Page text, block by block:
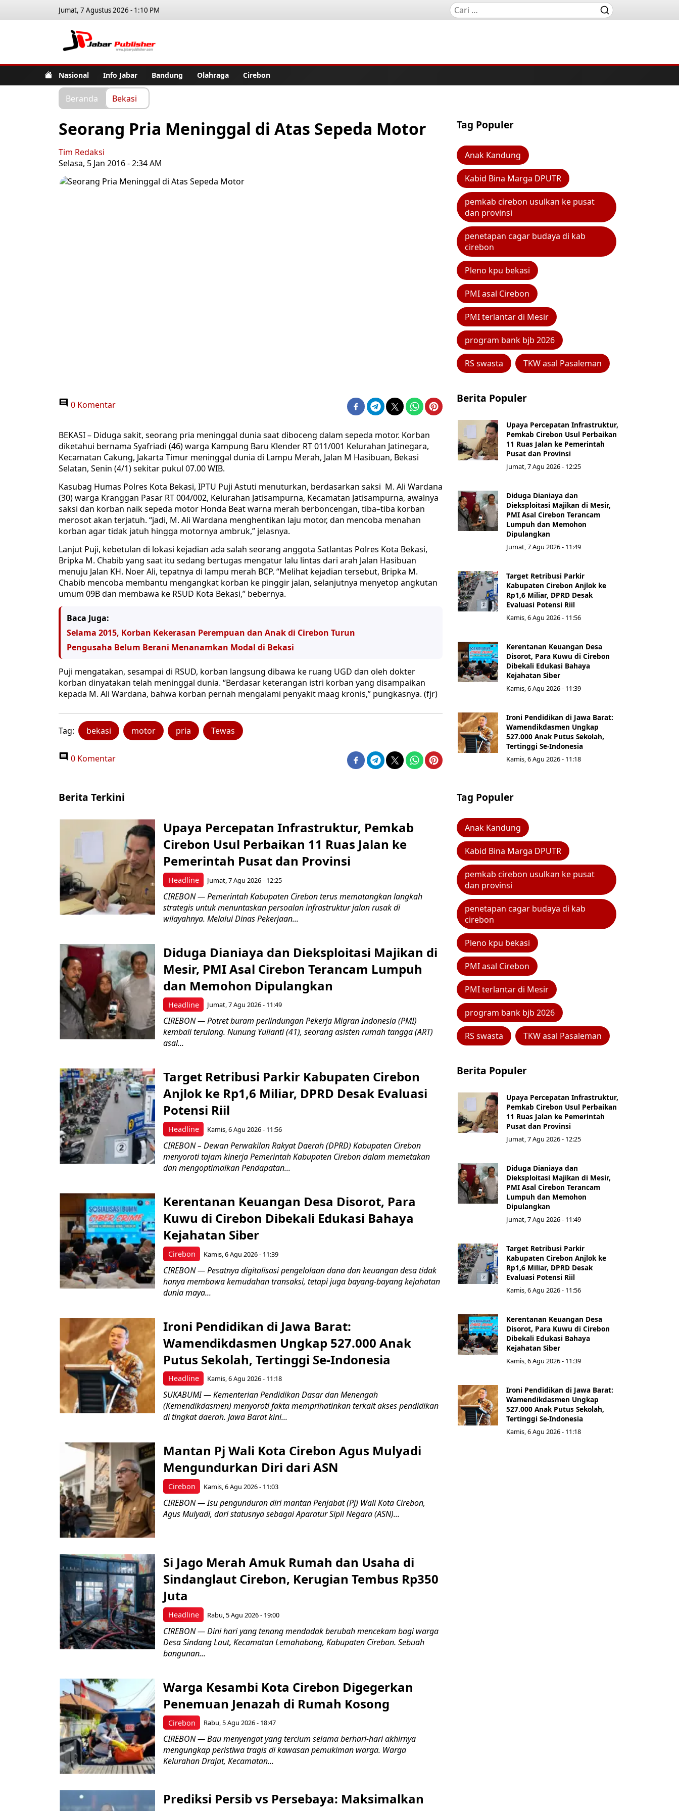
Jumat, 7 Agustus 2026 - 1:10 PM
Nasional Info Jabar Bandung Olahraga Cirebon
Beranda Bekasi
Seorang Pria Meninggal di Atas Sepeda Motor
Tim Redaksi
Selasa, 5 Jan 2016 - 2:34 AM
0 Komentar
BEKASI – Diduga sakit, seorang pria meninggal dunia saat diboceng dalam sepeda motor. Korban
diketahui bernama Syafriadi (46) warga Kampung Baru Klender RT 011/001 Kelurahan Jatinegara,
Kecamatan Cakung, Jakarta Timur meninggal dunia di Lampu Merah, Jalan M Hasibuan, Bekasi
Selatan, Senin (4/1) sekitar pukul 07.00 WIB.
Kasubag Humas Polres Kota Bekasi, IPTU Puji Astuti menuturkan, berdasarkan saksi M. Ali Wardana
(30) warga Kranggan Pasar RT 004/002, Kelurahan Jatisampurna, Kecamatan Jatisampurna, awalnya
saksi dan korban naik sepeda motor Honda Beat warna merah berboncengan, tiba–tiba korban
merosot akan terjatuh. “jadi, M. Ali Wardana menghentikan laju motor, dan mencoba menahan
korban agar tidak jatuh hingga motornya ambruk,” jelasnya.
Lanjut Puji, kebetulan di lokasi kejadian ada salah seorang anggota Satlantas Polres Kota Bekasi,
Bripka M. Chabib yang saat itu sedang bertugas mengatur lalu lintas dari arah Jalan Hasibuan
menuju Jalan KH. Noer Ali, tepatnya di lampu merah BCP. “Melihat kejadian tersebut, Bripka M.
Chabib mencoba membantu mengangkat korban ke pinggir jalan, selanjutnya menyetop angkutan
umum 09B dan membawa ke RSUD Kota Bekasi,” bebernya.
Baca Juga:
Selama 2015, Korban Kekerasan Perempuan dan Anak di Cirebon Turun
Pengusaha Belum Berani Menanamkan Modal di Bekasi
Puji mengatakan, sesampai di RSUD, korban langsung dibawa ke ruang UGD dan oleh dokter
korban dinyatakan telah meninggal dunia. “Berdasar keterangan istri korban yang disampaikan
kepada M. Ali Wardana, bahwa korban pernah mengalami penyakit maag kronis,” pungkasnya. (fjr)
Tag: bekasi motor pria Tewas
0 Komentar
Tag Populer
Anak Kandung
Kabid Bina Marga DPUTR
pemkab cirebon usulkan ke pusat
dan provinsi
penetapan cagar budaya di kab
cirebon
Pleno kpu bekasi
PMI asal Cirebon
PMI terlantar di Mesir
program bank bjb 2026
RS swasta TKW asal Pasaleman
Berita Populer
Upaya Percepatan Infrastruktur,
Pemkab Cirebon Usul Perbaikan
11 Ruas Jalan ke Pemerintah
Pusat dan Provinsi
Jumat, 7 Agu 2026 - 12:25
Diduga Dianiaya dan
Dieksploitasi Majikan di Mesir,
PMI Asal Cirebon Terancam
Lumpuh dan Memohon
Dipulangkan
Jumat, 7 Agu 2026 - 11:49
Target Retribusi Parkir
Kabupaten Cirebon Anjlok ke
Rp1,6 Miliar, DPRD Desak
Evaluasi Potensi Riil
Kamis, 6 Agu 2026 - 11:56
Kerentanan Keuangan Desa
Disorot, Para Kuwu di Cirebon
Dibekali Edukasi Bahaya
Kejahatan Siber
Kamis, 6 Agu 2026 - 11:39
Ironi Pendidikan di Jawa Barat:
Wamendikdasmen Ungkap
527.000 Anak Putus Sekolah,
Tertinggi Se-Indonesia
Kamis, 6 Agu 2026 - 11:18
Berita Terkini
Headline
Upaya Percepatan Infrastruktur, Pemkab
Cirebon Usul Perbaikan 11 Ruas Jalan ke
Pemerintah Pusat dan Provinsi
Jumat, 7 Agu 2026 - 12:25
CIREBON — Pemerintah Kabupaten Cirebon terus mematangkan langkah
strategis untuk menuntaskan persoalan infrastruktur jalan rusak di
wilayahnya. Melalui Dinas Pekerjaan...
Headline
Diduga Dianiaya dan Dieksploitasi Majikan di
Mesir, PMI Asal Cirebon Terancam Lumpuh
dan Memohon Dipulangkan
Jumat, 7 Agu 2026 - 11:49
CIREBON — Potret buram perlindungan Pekerja Migran Indonesia (PMI)
kembali terulang. Nunung Yulianti (41), seorang asisten rumah tangga (ART)
asal...
Headline
Target Retribusi Parkir Kabupaten Cirebon
Anjlok ke Rp1,6 Miliar, DPRD Desak Evaluasi
Potensi Riil
Kamis, 6 Agu 2026 - 11:56
CIREBON – Dewan Perwakilan Rakyat Daerah (DPRD) Kabupaten Cirebon
menyoroti tajam kinerja Pemerintah Kabupaten Cirebon dalam memetakan
dan mengoptimalkan Pendapatan...
Cirebon
Kerentanan Keuangan Desa Disorot, Para
Kuwu di Cirebon Dibekali Edukasi Bahaya
Kejahatan Siber
Kamis, 6 Agu 2026 - 11:39
CIREBON — Pesatnya digitalisasi pengelolaan dana dan keuangan desa tidak
hanya membawa kemudahan transaksi, tetapi juga bayang-bayang kejahatan
dunia maya...
Headline
Ironi Pendidikan di Jawa Barat:
Wamendikdasmen Ungkap 527.000 Anak
Putus Sekolah, Tertinggi Se-Indonesia
Kamis, 6 Agu 2026 - 11:18
SUKABUMI — Kementerian Pendidikan Dasar dan Menengah
(Kemendikdasmen) menyoroti fakta memprihatinkan terkait akses pendidikan
di tingkat daerah. Jawa Barat kini...
Cirebon
Mantan Pj Wali Kota Cirebon Agus Mulyadi
Mengundurkan Diri dari ASN
Kamis, 6 Agu 2026 - 11:03
CIREBON — Isu pengunduran diri mantan Penjabat (Pj) Wali Kota Cirebon,
Agus Mulyadi, dari statusnya sebagai Aparatur Sipil Negara (ASN)...
Headline
Si Jago Merah Amuk Rumah dan Usaha di
Sindanglaut Cirebon, Kerugian Tembus Rp350
Juta
Rabu, 5 Agu 2026 - 19:00
CIREBON — Dini hari yang tenang mendadak berubah mencekam bagi warga
Desa Sindang Laut, Kecamatan Lemahabang, Kabupaten Cirebon. Sebuah
bangunan...
Cirebon
Warga Kesambi Kota Cirebon Digegerkan
Penemuan Jenazah di Rumah Kosong
Rabu, 5 Agu 2026 - 18:47
CIREBON — Bau menyengat yang tercium selama berhari-hari akhirnya
mengungkap peristiwa tragis di kawasan pemukiman warga. Warga
Kelurahan Drajat, Kecamatan...
Prediksi Persib vs Persebaya: Maksimalkan
Tag Populer
Anak Kandung
Kabid Bina Marga DPUTR
pemkab cirebon usulkan ke pusat
dan provinsi
penetapan cagar budaya di kab
cirebon
Pleno kpu bekasi
PMI asal Cirebon
PMI terlantar di Mesir
program bank bjb 2026
RS swasta TKW asal Pasaleman
Berita Populer
Upaya Percepatan Infrastruktur,
Pemkab Cirebon Usul Perbaikan
11 Ruas Jalan ke Pemerintah
Pusat dan Provinsi
Jumat, 7 Agu 2026 - 12:25
Diduga Dianiaya dan
Dieksploitasi Majikan di Mesir,
PMI Asal Cirebon Terancam
Lumpuh dan Memohon
Dipulangkan
Jumat, 7 Agu 2026 - 11:49
Target Retribusi Parkir
Kabupaten Cirebon Anjlok ke
Rp1,6 Miliar, DPRD Desak
Evaluasi Potensi Riil
Kamis, 6 Agu 2026 - 11:56
Kerentanan Keuangan Desa
Disorot, Para Kuwu di Cirebon
Dibekali Edukasi Bahaya
Kejahatan Siber
Kamis, 6 Agu 2026 - 11:39
Ironi Pendidikan di Jawa Barat:
Wamendikdasmen Ungkap
527.000 Anak Putus Sekolah,
Tertinggi Se-Indonesia
Kamis, 6 Agu 2026 - 11:18